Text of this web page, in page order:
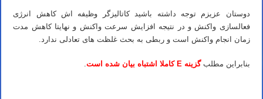
دوستان عزیزم توجه داشته باشید کاتالیزگر وظیفه اش کاهش انرژی
فعالسازی واکنش و در نتیجه افزایش سرعت واکنش و نهایتا کاهش مدت
زمان انجام واکنش است و ربطی به بحث غلظت های تعادلی ندارد.
بنابراین مطلبگزینه E کاملا اشتباه بیان شده است